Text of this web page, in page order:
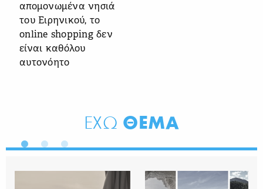
απομονωμένα νησιά
του Ειρηνικού, το
online shopping δεν
είναι καθόλου
αυτονόητο
ΕΧΩ ΘΕΜΑ